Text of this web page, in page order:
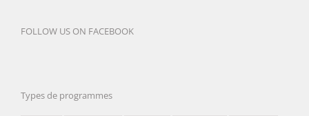
FOLLOW US ON FACEBOOK
Types de programmes